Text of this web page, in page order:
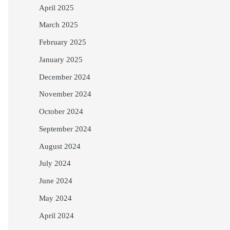
April 2025
March 2025
February 2025
January 2025
December 2024
November 2024
October 2024
September 2024
August 2024
July 2024
June 2024
May 2024
April 2024